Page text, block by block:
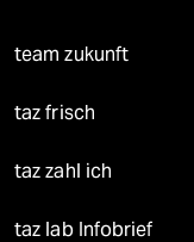
team zukunft
taz frisch
taz zahl ich
taz lab Infobrief